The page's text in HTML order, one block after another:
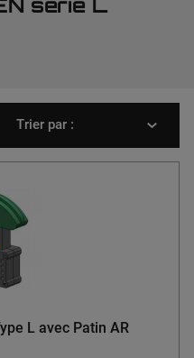
serie L
Trier par :
L avec Patin AR